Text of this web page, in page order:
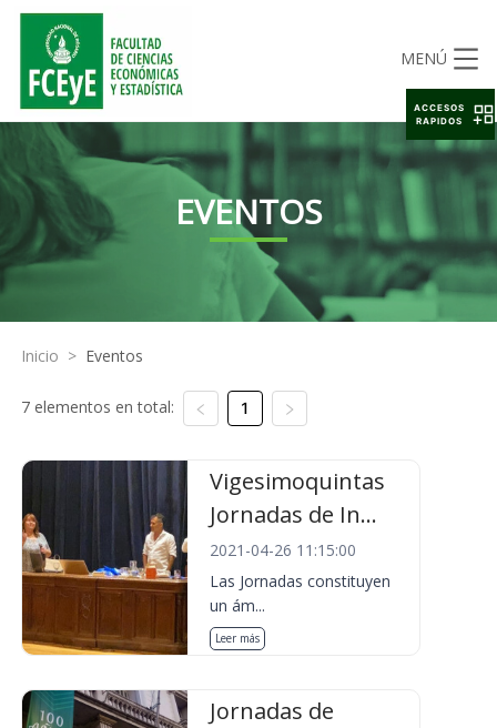
MENÚ
EVENTOS
Inicio > Eventos
7 elementos en total: 1
Vigesimoquintas
Jornadas de In...
2021-04-26 11:15:00
Las Jornadas constituyen
un ám...
Leer más
Jornadas de
ACCESOS
RAPIDOS